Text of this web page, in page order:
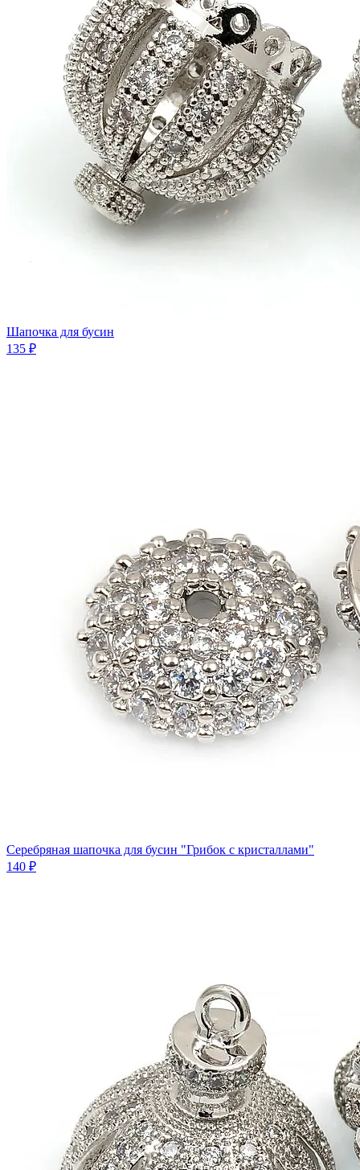
Шапочка для бусин
135 ₽
Серебряная шапочка для бусин "Грибок с кристаллами"
140 ₽